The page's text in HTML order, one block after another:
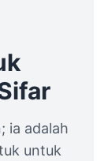
ia adalah
untuk